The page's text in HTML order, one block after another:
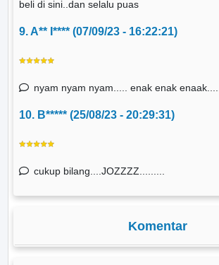
beli di sini..dan selalu puas
9. A** I**** (07/09/23 - 16:22:21)
nyam nyam nyam..... enak enak enaak......
10. B***** (25/08/23 - 20:29:31)
cukup bilang....JOZZZZ.........
Komentar